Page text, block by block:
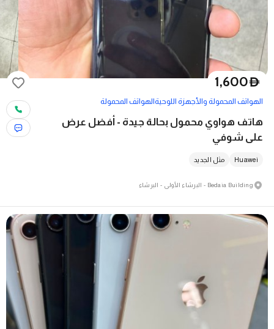
D
1,600
الهواتف المحمولة والأجهزة اللوحيةالهواتف المحمولة
هاتف هواوي محمول بحالة جيدة - أفضل عرض
على شوفي
Huawei مثل الجديد
Bedaia Building - البرشاء الأولى - البرشاء